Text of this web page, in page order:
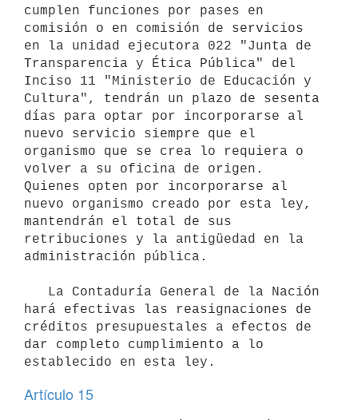
cumplen funciones por pases en
comisión o en comisión de servicios
en la unidad ejecutora 022 "Junta de
Transparencia y Ética Pública" del
Inciso 11 "Ministerio de Educación y
Cultura", tendrán un plazo de sesenta
días para optar por incorporarse al
nuevo servicio siempre que el
organismo que se crea lo requiera o
volver a su oficina de origen.
Quienes opten por incorporarse al
nuevo organismo creado por esta ley,
mantendrán el total de sus
retribuciones y la antigüedad en la
administración pública.
hará efectivas las reasignaciones de
créditos presupuestales a efectos de
dar completo cumplimiento a lo
Artículo 15